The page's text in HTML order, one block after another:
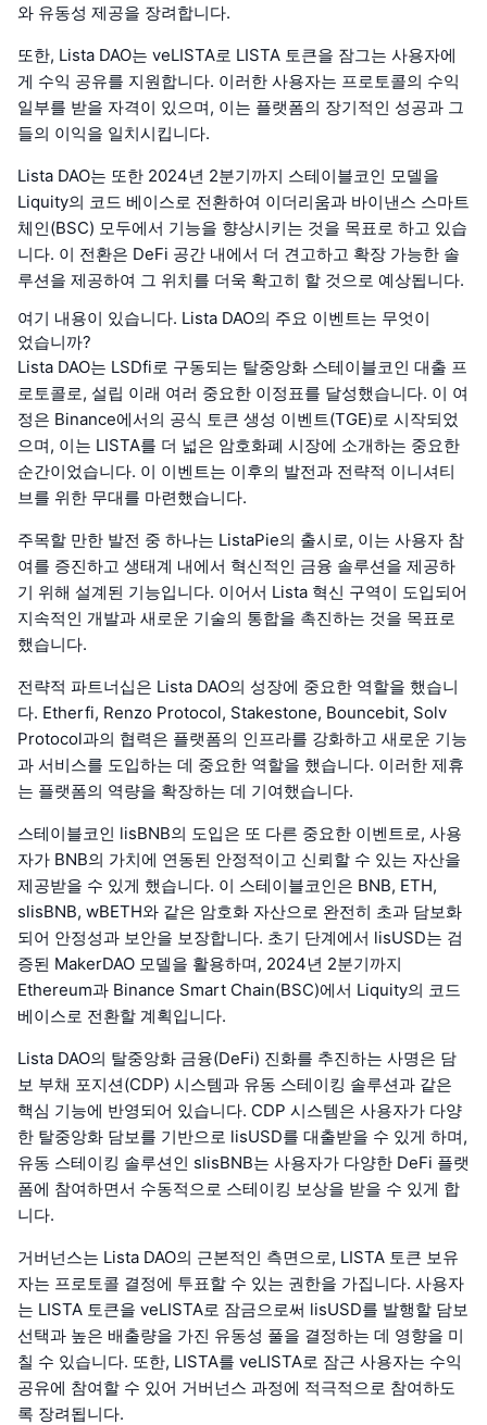
와 유동성 제공을 장려합니다.
또한, Lista DAO는 veLISTA로 LISTA 토큰을 잠그는 사용자에
게 수익 공유를 지원합니다. 이러한 사용자는 프로토콜의 수익
일부를 받을 자격이 있으며, 이는 플랫폼의 장기적인 성공과 그
들의 이익을 일치시킵니다.
Lista DAO는 또한 2024년 2분기까지 스테이블코인 모델을
Liquity의 코드 베이스로 전환하여 이더리움과 바이낸스 스마트
체인(BSC) 모두에서 기능을 향상시키는 것을 목표로 하고 있습
니다. 이 전환은 DeFi 공간 내에서 더 견고하고 확장 가능한 솔
루션을 제공하여 그 위치를 더욱 확고히 할 것으로 예상됩니다.
여기 내용이 있습니다. Lista DAO의 주요 이벤트는 무엇이
었습니까?
Lista DAO는 LSDfi로 구동되는 탈중앙화 스테이블코인 대출 프
로토콜로, 설립 이래 여러 중요한 이정표를 달성했습니다. 이 여
정은 Binance에서의 공식 토큰 생성 이벤트(TGE)로 시작되었
으며, 이는 LISTA를 더 넓은 암호화폐 시장에 소개하는 중요한
순간이었습니다. 이 이벤트는 이후의 발전과 전략적 이니셔티
브를 위한 무대를 마련했습니다.
주목할 만한 발전 중 하나는 ListaPie의 출시로, 이는 사용자 참
여를 증진하고 생태계 내에서 혁신적인 금융 솔루션을 제공하
기 위해 설계된 기능입니다. 이어서 Lista 혁신 구역이 도입되어
지속적인 개발과 새로운 기술의 통합을 촉진하는 것을 목표로
했습니다.
전략적 파트너십은 Lista DAO의 성장에 중요한 역할을 했습니
다. Etherfi, Renzo Protocol, Stakestone, Bouncebit, Solv
Protocol과의 협력은 플랫폼의 인프라를 강화하고 새로운 기능
과 서비스를 도입하는 데 중요한 역할을 했습니다. 이러한 제휴
는 플랫폼의 역량을 확장하는 데 기여했습니다.
스테이블코인 lisBNB의 도입은 또 다른 중요한 이벤트로, 사용
자가 BNB의 가치에 연동된 안정적이고 신뢰할 수 있는 자산을
제공받을 수 있게 했습니다. 이 스테이블코인은 BNB, ETH,
slisBNB, wBETH와 같은 암호화 자산으로 완전히 초과 담보화
되어 안정성과 보안을 보장합니다. 초기 단계에서 lisUSD는 검
증된 MakerDAO 모델을 활용하며, 2024년 2분기까지
Ethereum과 Binance Smart Chain(BSC)에서 Liquity의 코드
베이스로 전환할 계획입니다.
Lista DAO의 탈중앙화 금융(DeFi) 진화를 추진하는 사명은 담
보 부채 포지션(CDP) 시스템과 유동 스테이킹 솔루션과 같은
핵심 기능에 반영되어 있습니다. CDP 시스템은 사용자가 다양
한 탈중앙화 담보를 기반으로 lisUSD를 대출받을 수 있게 하며,
유동 스테이킹 솔루션인 slisBNB는 사용자가 다양한 DeFi 플랫
폼에 참여하면서 수동적으로 스테이킹 보상을 받을 수 있게 합
니다.
거버넌스는 Lista DAO의 근본적인 측면으로, LISTA 토큰 보유
자는 프로토콜 결정에 투표할 수 있는 권한을 가집니다. 사용자
는 LISTA 토큰을 veLISTA로 잠금으로써 lisUSD를 발행할 담보
선택과 높은 배출량을 가진 유동성 풀을 결정하는 데 영향을 미
칠 수 있습니다. 또한, LISTA를 veLISTA로 잠근 사용자는 수익
공유에 참여할 수 있어 거버넌스 과정에 적극적으로 참여하도
록 장려됩니다.